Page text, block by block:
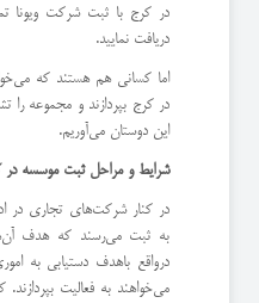
در کرج با ثبت شرکت ویونا
دریافت نمایید.
اما کسانی هم هستند که
در کرج بپردازند و مجموعه را
این دوستان می‌آوریم.
شرایط و مراحل ثبت موسسه در
در کنار شرکت‌های تجاری در
به ثبت می‌رسند که هدف
درواقع باهدف دستیابی به
می‌خواهند به فعالیت